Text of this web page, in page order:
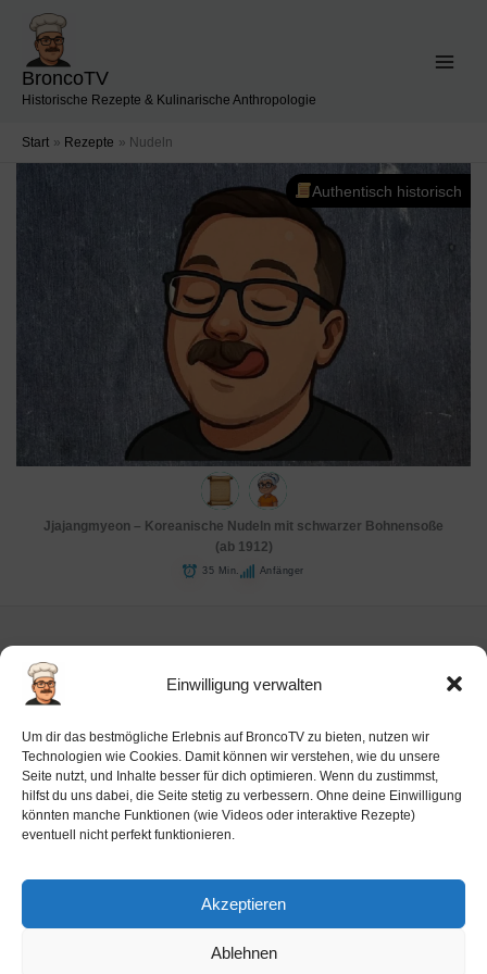
Einwilligung verwalten
Um dir das bestmögliche Erlebnis auf BroncoTV zu bieten, nutzen wir
Technologien wie Cookies. Damit können wir verstehen, wie du unsere
Seite nutzt, und Inhalte besser für dich optimieren. Wenn du zustimmst,
hilfst du uns dabei, die Seite stetig zu verbessern. Ohne deine Einwilligung
könnten manche Funktionen (wie Videos oder interaktive Rezepte)
eventuell nicht perfekt funktionieren.
Akzeptieren
Ablehnen
Inhalt
springen
BroncoTV
Historische Rezepte & Kulinarische Anthropologie
Start Rezepte Nudeln
Authentisch historisch
Jjajangmyeon – Koreanische Nudeln mit schwarzer Bohnensoße
(ab 1912)
35 Min. Anfänger
Datenschutz-Haftung
Cookie-Richtlinie (EU)
Barrierefreiheit